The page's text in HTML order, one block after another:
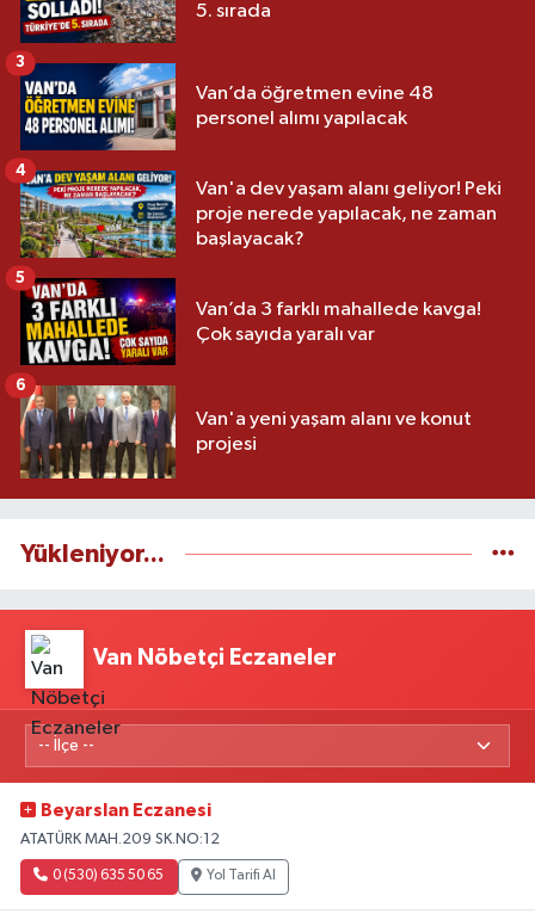
5. sırada
Van’da öğretmen evine 48
personel alımı yapılacak
3
Van'a dev yaşam alanı geliyor! Peki
proje nerede yapılacak, ne zaman
başlayacak?
4
Van’da 3 farklı mahallede kavga!
Çok sayıda yaralı var
5
Van'a yeni yaşam alanı ve konut
projesi
6
Yükleniyor...
Van Nöbetçi Eczaneler
Beyarslan Eczanesi
ATATÜRK MAH.209 SK.NO:12
0 (530) 635 50 65 Yol Tarifi Al